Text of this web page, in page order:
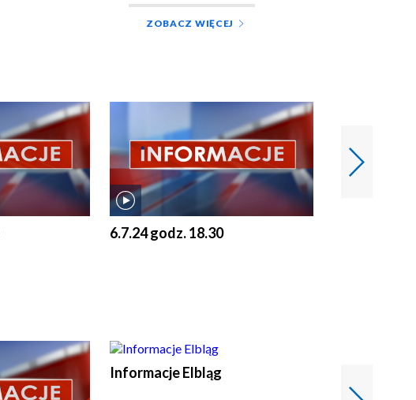
ZOBACZ WIĘCEJ
6.7.24 godz. 18.30
Informacje Elbląg